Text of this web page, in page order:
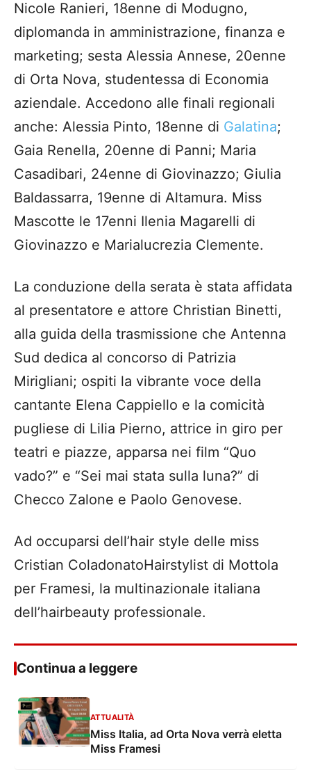
Nicole Ranieri, 18enne di Modugno,
diplomanda in amministrazione, finanza e
marketing; sesta Alessia Annese, 20enne
di Orta Nova, studentessa di Economia
aziendale. Accedono alle finali regionali
anche: Alessia Pinto, 18enne di Galatina;
Gaia Renella, 20enne di Panni; Maria
Casadibari, 24enne di Giovinazzo; Giulia
Baldassarra, 19enne di Altamura. Miss
Mascotte le 17enni Ilenia Magarelli di
Giovinazzo e Marialucrezia Clemente.
La conduzione della serata è stata affidata
al presentatore e attore Christian Binetti,
alla guida della trasmissione che Antenna
Sud dedica al concorso di Patrizia
Mirigliani; ospiti la vibrante voce della
cantante Elena Cappiello e la comicità
pugliese di Lilia Pierno, attrice in giro per
teatri e piazze, apparsa nei film “Quo
vado?” e “Sei mai stata sulla luna?” di
Checco Zalone e Paolo Genovese.
Ad occuparsi dell’hair style delle miss
Cristian ColadonatoHairstylist di Mottola
per Framesi, la multinazionale italiana
dell’hairbeauty professionale.
Continua a leggere
ATTUALITÀ
Miss Italia, ad Orta Nova verrà eletta
Miss Framesi